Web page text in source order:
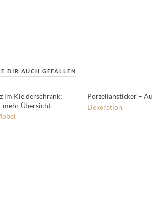
DIR AUCH GEFALLEN
im Kleiderschrank:
mehr Übersicht
Porzellansticker –
Dekoration